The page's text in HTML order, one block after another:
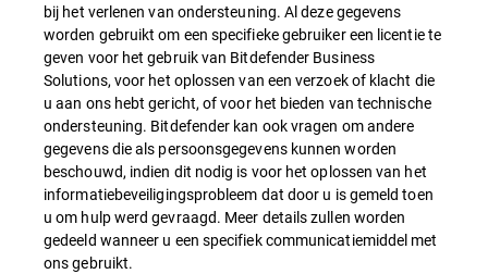
bij het verlenen van ondersteuning. Al deze gegevens
worden gebruikt om een specifieke gebruiker een licentie te
geven voor het gebruik van Bitdefender Business
Solutions, voor het oplossen van een verzoek of klacht die
u aan ons hebt gericht, of voor het bieden van technische
ondersteuning. Bitdefender kan ook vragen om andere
gegevens die als persoonsgegevens kunnen worden
beschouwd, indien dit nodig is voor het oplossen van het
informatiebeveiligingsprobleem dat door u is gemeld toen
u om hulp werd gevraagd. Meer details zullen worden
gedeeld wanneer u een specifiek communicatiemiddel met
ons gebruikt.